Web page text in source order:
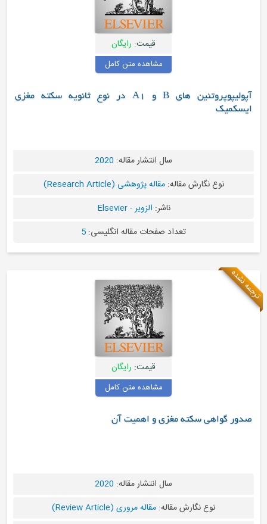
رایگان
مشاهده متن کامل
آپولیپوپروتئین های B و A1 در نوع ثانویه سکته مغزی
سال انتشار مقاله:2020
نوع نگارش مقاله:مقاله پژوهشی (Research Article)
الزویر - Elsevier
تعداد صفحات مقاله انگلیسی:5
رایگان
مشاهده متن کامل
سکته مغزی و اهمیت آن
سال انتشار مقاله:2020
نوع نگارش مقاله:مقاله مروری (Review Article)